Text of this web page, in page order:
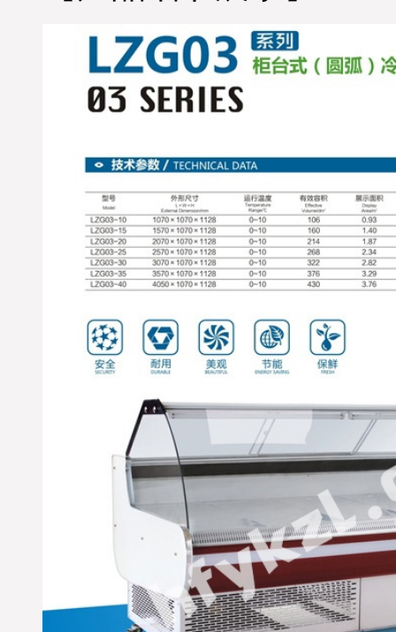
站可能第二天回执单号才
能反馈到优凯公司发货
部，优凯发货部收到货运
单号后将会在第一时间在
优凯官网以及发货查询系
部分时间紧急的客户可直
话：0551-65818103；
※ 浙江杭州-洪经理，您订
购的水果保鲜柜，岛柜，
熟食柜，鲜肉柜，饮料展
示柜等超市冷藏展示柜已
货，出厂标准木框打包；
物流公司：德邦物流；单
号：DB12018920-0087；请
您电话在未来3日保持畅通
及时查收货物；同时做好
与优凯公司人员及时办理
接货手续，到货后由工作
人员做好安装调试工作，
烦请您那边积极配合优凯
技术人员为您安装调试工
作！详情咨询优凯制冷发
货部：0551-65818103. （合
肥市优凯制冷-发货部）
※ 海南三亚-邱经理您那边
所订购的便利店饮料柜给
您已打包准时发货，请在
未来3个工作日保持电话畅